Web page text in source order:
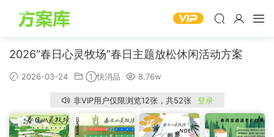
2026“春日心灵牧场”春日主题放松休闲活动方案
2026-03-24 ①快消品 8.76w
非VIP用户仅限浏览12张，共52张 登录